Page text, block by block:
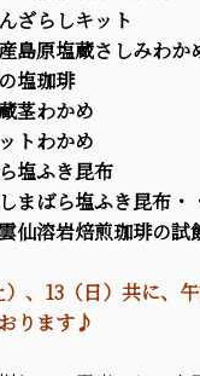
ざらしキット
島原塩蔵さしみわか
塩珈琲
茎わかめ
トわかめ
塩ふき昆布
まばら塩ふき昆布・
仙溶岩焙煎珈琲の試
）、13（日）共に、
ります♪